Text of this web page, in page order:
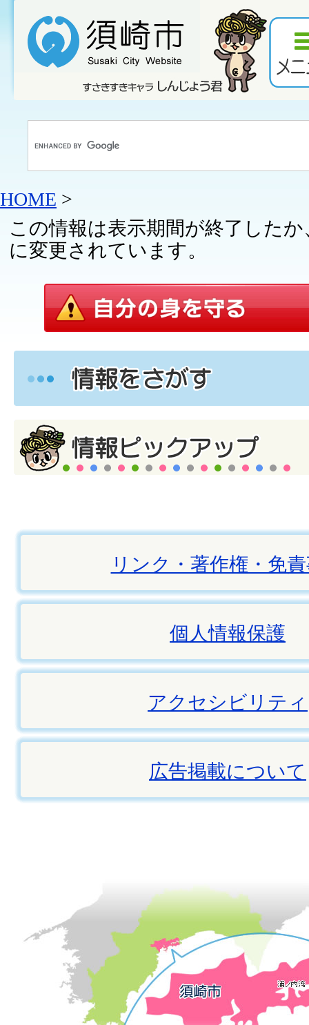
HOME >
この情報は表示期間が終了した
に変更されています。
リンク・著作権・免
個人情報保護
アクセシビリティ
広告掲載について